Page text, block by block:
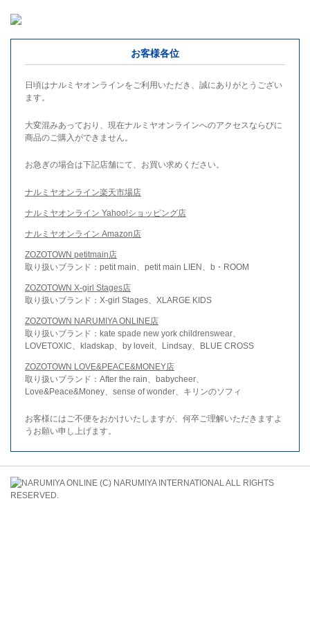
お客様各位
日頃はナルミヤオンラインをご利用いただき、誠にありがとうござい
ます。
大変混みあっており、現在ナルミヤオンラインへのアクセスならびに
商品のご購入ができません。
お急ぎの場合は下記店舗にて、お買い求めください。
ナルミヤオンライン楽天市場店
ナルミヤオンライン Yahoo!ショッピング店
ナルミヤオンライン Amazon店
ZOZOTOWN petitmain店
取り扱いブランド：petit main、petit main LIEN、b・ROOM
ZOZOTOWN X-girl Stages店
取り扱いブランド：X-girl Stages、XLARGE KIDS
ZOZOTOWN NARUMIYA ONLINE店
取り扱いブランド：kate spade new york childrenswear、
LOVETOXIC、kladskap、by loveit、Lindsay、BLUE CROSS
ZOZOTOWN LOVE&PEACE&MONEY店
取り扱いブランド：After the rain、babycheer、
Love&Peace&Money、sense of wonder、キリンのソフィ
お客様にはご不便をおかけいたしますが、何卒ご理解いただきますよ
うお願い申し上げます。